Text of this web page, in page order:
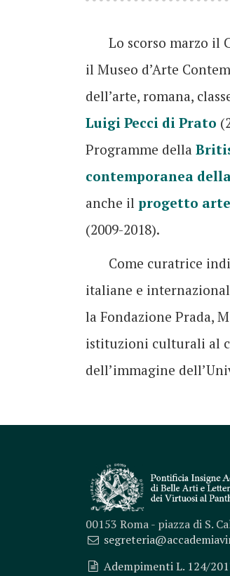
Lo scorso marzo il
il Museo d’Arte
dell’arte, romana,
Luigi Pecci di Prato
Programme della
contemporanea
anche il progetto
(2009-2018).
Come curatrice
italiane e
la Fondazione Prada,
istituzioni culturali al
dell’immagine
00153 Roma - piazza di S.
Adempimenti L. 124/